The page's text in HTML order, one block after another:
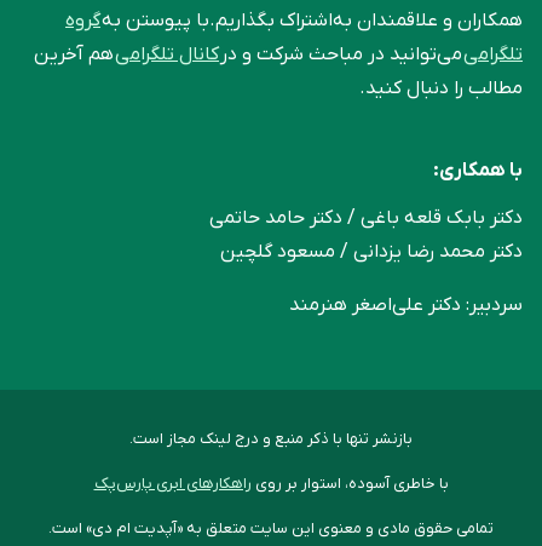
همکاران و علاقمندان به‌اشتراک بگذاریم.با پیوستن بهگروه
تلگرامیمی‌توانید در مباحث شرکت و درکانال تلگرامیهم آخرین
مطالب را دنبال کنید.
با همکاری:
دکتر بابک قلعه‌ باغی / دکتر حامد حاتمی
دکتر محمد رضا یزدانی / مسعود گلچین
سردبیر: دکتر علی‌اصغر هنرمند
بازنشر تنها با ذکر منبع و درج لینک مجاز است.
با خاطری آسوده، استوار بر روی راهکارهای ابری پارس‌پک
تمامی حقوق مادی و معنوی این سایت متعلق به «آپدیت ام دی» است.